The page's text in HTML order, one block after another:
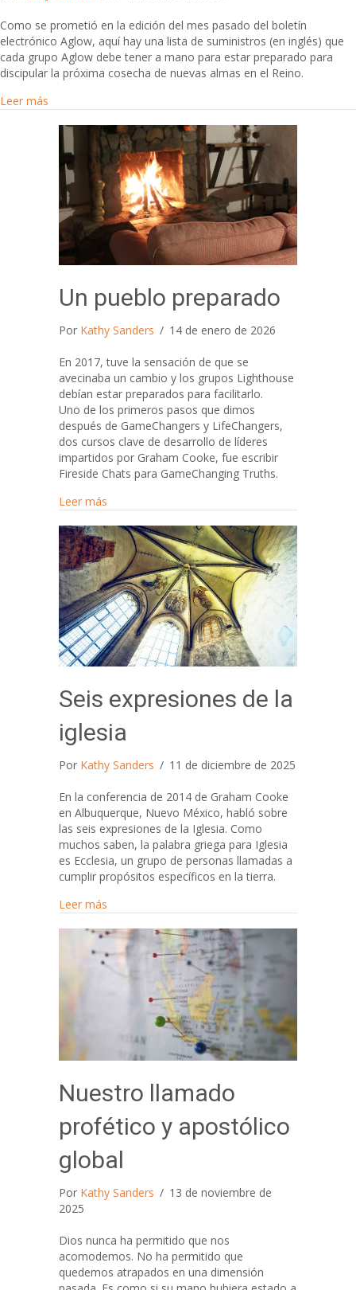
Como se prometió en la edición del mes pasado del boletín
electrónico Aglow, aquí hay una lista de suministros (en inglés) que
cada grupo Aglow debe tener a mano para estar preparado para
discipular la próxima cosecha de nuevas almas en el Reino.
Leer más
Un pueblo preparado
Por Kathy Sanders / 14 de enero de 2026
En 2017, tuve la sensación de que se
avecinaba un cambio y los grupos Lighthouse
debían estar preparados para facilitarlo.
Uno de los primeros pasos que dimos
después de GameChangers y LifeChangers,
dos cursos clave de desarrollo de líderes
impartidos por Graham Cooke, fue escribir
Fireside Chats para GameChanging Truths.
Leer más
Seis expresiones de la
iglesia
Por Kathy Sanders / 11 de diciembre de 2025
En la conferencia de 2014 de Graham Cooke
en Albuquerque, Nuevo México, habló sobre
las seis expresiones de la Iglesia. Como
muchos saben, la palabra griega para Iglesia
es Ecclesia, un grupo de personas llamadas a
cumplir propósitos específicos en la tierra.
Leer más
Nuestro llamado
profético y apostólico
global
Por Kathy Sanders / 13 de noviembre de
2025
Dios nunca ha permitido que nos
acomodemos. No ha permitido que
quedemos atrapados en una dimensión